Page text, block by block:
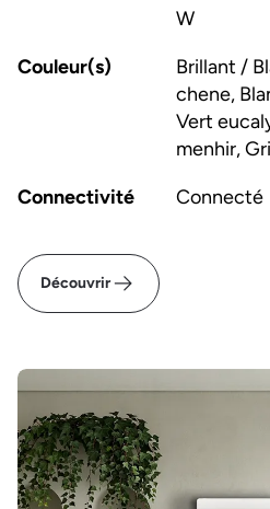
W
Couleur(s)
Brillant /
chene,
Vert
menhir,
Connectivité Connecté
Découvrir